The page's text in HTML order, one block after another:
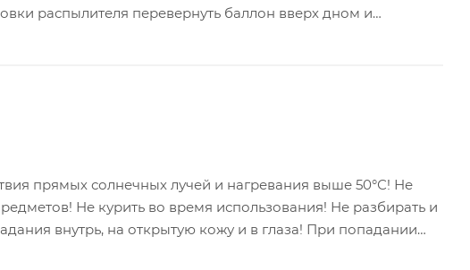
распылителя перевернуть баллон вверх дном и
прямых солнечных лучей и нагревания выше 50°С! Не
Не курить во время использования! Не разбирать и
внутрь, на открытую кожу и в глаза! При попадании